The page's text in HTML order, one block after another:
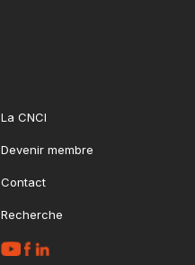
La CNCI
Devenir membre
Contact
Recherche